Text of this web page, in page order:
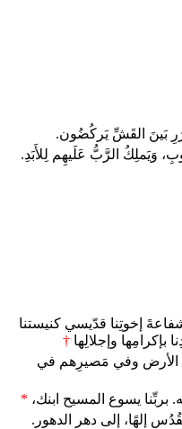
بَينَ القَشِّ يَركُضُون.
وَيَملِكُ الرَّبُّ عَلَيهِم لِلأَبَدِ.
إخوتِنا قدّيسي كنيستنا
بإكرامِها وإجلالِها †
الأرض وفي مَصيرِهم في
بربِّنا يسوع المسيح ابنك، *
إلهًا، إلى دهر الدهور.